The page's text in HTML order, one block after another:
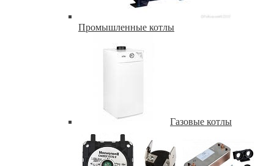
Промышленные котлы
Газовые котлы